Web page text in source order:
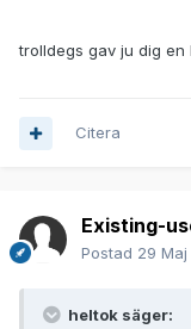
trolldegs gav ju dig
Citera
Existing-
Postad 29
heltok säger: